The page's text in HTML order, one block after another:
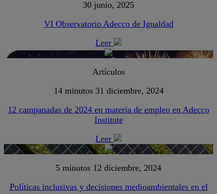
30 junio, 2025
VI Observatorio Adecco de Igualdad
Leer
Artículos
14 minutos 31 diciembre, 2024
12 campanadas de 2024 en materia de empleo en Adecco
Institute
Leer
5 minutos 12 diciembre, 2024
Políticas inclusivas y decisiones medioambientales en el